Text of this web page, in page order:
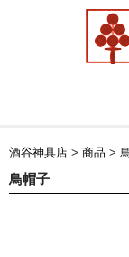
酒谷神具店 > 商品 >
鳥帽子